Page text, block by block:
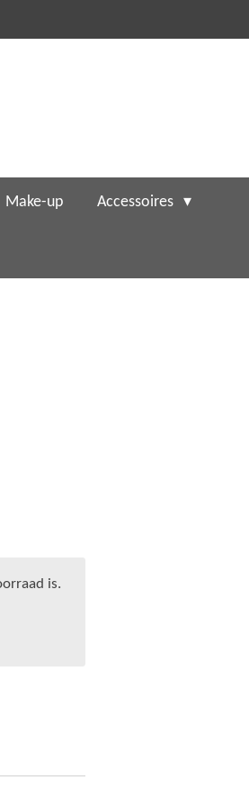
Make-up Accessoires
is.